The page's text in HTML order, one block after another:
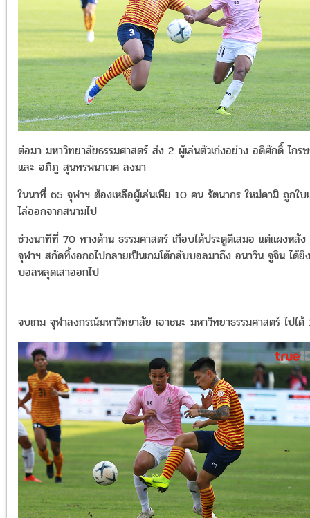
ต่อมา มหาวิทยาลัยธรรมศาสตร์ ส่ง 2 ผู้เล่นตัวเก่งอย่าง อดิศักดิ์ ไกร
และ อภิภู สุนทรพนาเวศ ลงมา
ในนาที่ 65 จุฬาฯ ต้องเหลือผู้เล่นเพีย 10 คน รัตนากร ใหม่คามิ ถูกใบ
ไล่ออกจากสนามไป
ช่วงนาทีที่ 70 ทางด้าน ธรรมศาสตร์ เกือบได้ประตูตีเสมอ แต่แผงหลัง
จุฬาฯ สกัดทิ้งอกอไปกลายเป็นเกมโต้กลับบอลมาถึง อนาวิน จูจิน ได้ยิ
บอลหลุดเสาออกไป
จบเกม จุฬาลงกรณ์มหาวิทยาลัย เอาชนะ มหาวิทยาธรรมศาสตร์ ไปได้